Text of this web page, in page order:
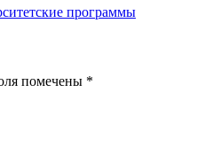
программы
помечены *